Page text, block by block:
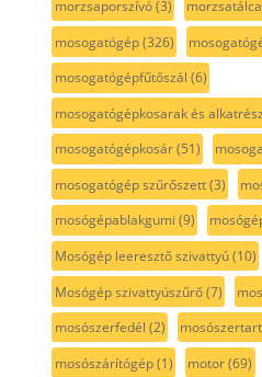
morzsaporszívó(3) morzsatálca
mosogatógép(326)
mosogatógépfűtőszál (6)
mosogatógépkosarak és
mosogatógépkosár(51)
mosogatógép szűrőszett(3)
mosógépablakgumi (9)
Mosógép leeresztő szivattyú(10)
Mosógép szivattyúszűrő(7)
mosószerfedél (2)
mosószárítógép(1) motor(69)